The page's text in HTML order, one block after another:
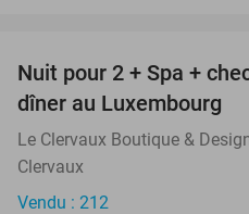
Nuit pour 2 + Spa +
dîner au Luxembourg
Le Clervaux Boutique &
Clervaux
Vendu : 212